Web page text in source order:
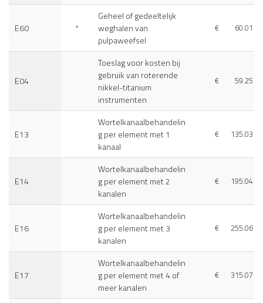
E60 *
Geheel of gedeeltelijk
weghalen van
pulpaweefsel
€ 60.01
E04
Toeslag voor kosten bij
gebruik van roterende
nikkel-titanium
instrumenten
€ 59.25
E13
Wortelkanaalbehandelin
g per element met 1
kanaal
€ 135.03
E14
Wortelkanaalbehandelin
g per element met 2
kanalen
€ 195.04
E16
Wortelkanaalbehandelin
g per element met 3
kanalen
€ 255.06
E17
Wortelkanaalbehandelin
g per element met 4 of
meer kanalen
€ 315.07